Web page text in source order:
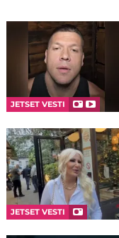
JETSET VESTI
JETSET VESTI